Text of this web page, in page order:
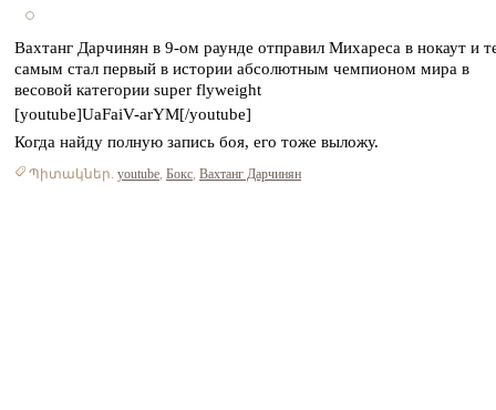
Вахтанг Дарчинян в 9-ом раунде отправил Михареса в нокаут и
самым стал первый в истории абсолютным чемпионом мира в
весовой категории super flyweight
[youtube]UaFaiV-arYM[/youtube]
Когда найду полную запись боя, его тоже выложу.
Պիտակներ. youtube, Бокс, Вахтанг Дарчинян